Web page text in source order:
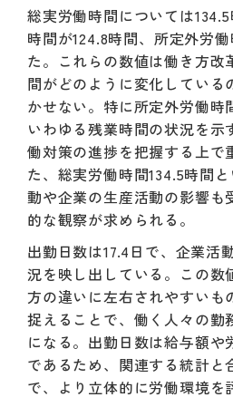
総実労働時間については
時間が124.8時間、所定外労
た。これらの数値は働き方改
間がどのように変化している
かせない。特に所定外労働時
いわゆる残業時間の状況を示
働対策の進捗を把握する上で
た、総実労働時間134.5時間
動や企業の生産活動の影響も
的な観察が求められる。
出勤日数は17.4日で、企業活
況を映し出している。この数
方の違いに左右されやすいも
捉えることで、働く人々の勤
になる。出勤日数は給与額
であるため、関連する統計と
で、より立体的に労働環境を